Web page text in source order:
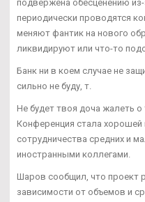
подвержена обесценению
периодически проводятся
меняют фантик на нового
ликвидируют или что-то
Банк ни в коем случае не
сильно не буду, т.
Не будет твоя доча жалеть о
Конференция стала
сотрудничества средних и
иностранными коллегами.
Шаров сообщил, что проект
зависимости от объемов и